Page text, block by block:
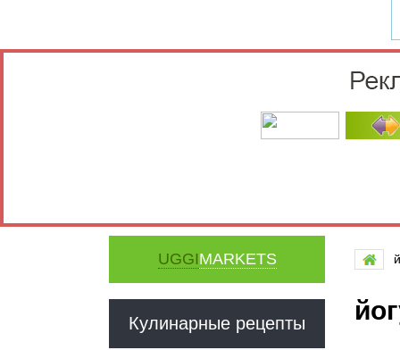
UGGIMARKETS
Кулинарные рецепты